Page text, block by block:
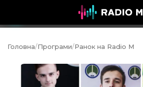
Ефір Radio M
Головна/Програми/Ранок на Radio M